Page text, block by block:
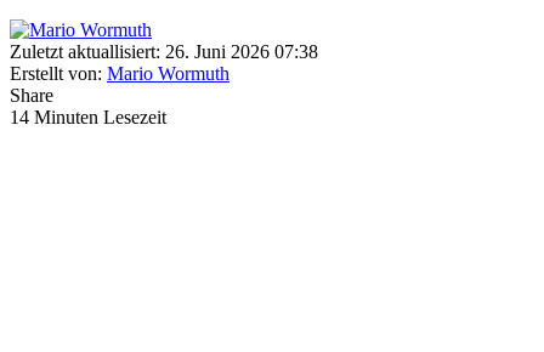
Zuletzt aktuallisiert: 26. Juni 2026 07:38
Erstellt von: Mario Wormuth
Share
14 Minuten Lesezeit